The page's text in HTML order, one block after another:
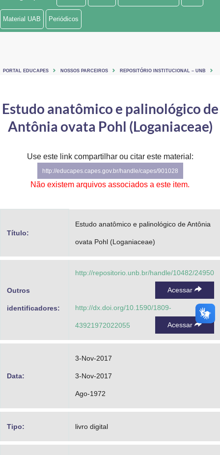
Ministério de Minas e Energia
Controladoria-Geral da União
Secretaria-Geral
Secretaria de Governo
Gabinete de Segurança Institucional
Advocacia-Geral da União
Material UAB Periódicos
PORTAL EDUCAPES NOSSOS PARCEIROS REPOSITÓRIO INSTITUCIONAL – UNB
Estudo anatômico e palinológico de
Antônia ovata Pohl (Loganiaceae)
Use este link compartilhar ou citar este material:
http://educapes.capes.gov.br/handle/capes/901028
Não existem arquivos associados a este item.
Título:
Estudo anatômico e palinológico de Antônia
ovata Pohl (Loganiaceae)
Outros
identificadores:
http://repositorio.unb.br/handle/10482/24950
Acessar
http://dx.doi.org/10.1590/1809-
43921972022055 Acessar
Data:
3-Nov-2017
3-Nov-2017
Ago-1972
Tipo: livro digital